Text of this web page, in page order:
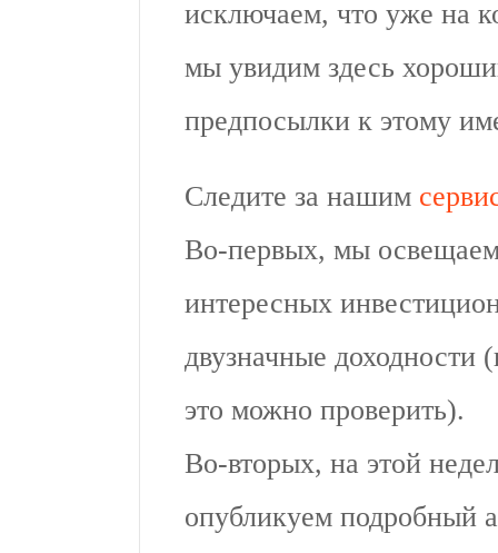
исключаем, что уже на
мы увидим здесь
предпосылки к этому
Следите за нашим
Во-первых, мы
интересных
двузначные доходности
это можно проверить).
Во-вторых, на этой
опубликуем подробный